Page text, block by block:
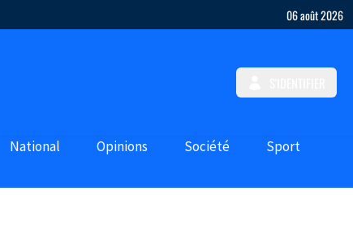
06 août 2026
National Opinions Société Sport